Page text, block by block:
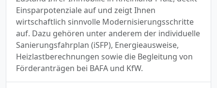
Einsparpotenziale auf und zeigt Ihnen
wirtschaftlich sinnvolle Modernisierungsschritte
auf. Dazu gehören unter anderem der individuelle
Sanierungsfahrplan (iSFP), Energieausweise,
Heizlastberechnungen sowie die Begleitung von
Förderanträgen bei BAFA und KfW.